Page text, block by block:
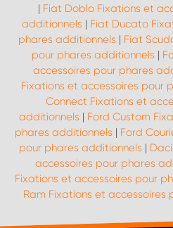
| Fiat Doblo Fixations et
additionnels | Fiat Ducato
phares additionnels | Fiat
pour phares additionnels |
accessoires pour phares
Fixations et accessoires pour
Connect Fixations et
additionnels | Ford Custom
phares additionnels | Ford
pour phares additionnels |
accessoires pour phares
Fixations et accessoires pour
Ram Fixations et accessoires